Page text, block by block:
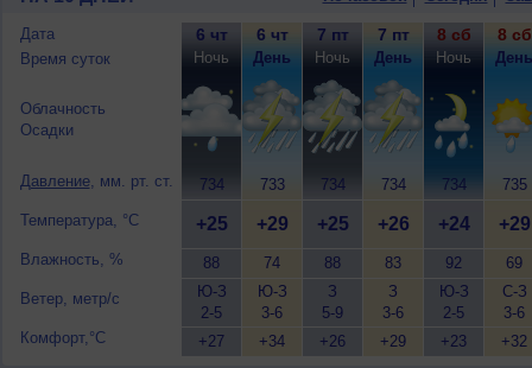
западный, умеренный.
10 августа , ожидается переменная
ветер западный, умеренный.
Дата
Время суток
Облачность
Осадки
Давление, мм. рт. ст.
Температура, °C
Влажность, %
Ветер, метр/с
Комфорт,°C
6 чт
Ночь
734
+25
88
Ю-З
2-5
+27
6 чт
День
733
+29
74
Ю-З
3-6
+34
7 пт
Ночь
734
+25
88
З
5-9
+26
7 пт
День
734
+26
83
З
3-6
+29
8 сб
Ночь
734
+24
92
Ю-З
2-5
+23
8 сб
День
735
+29
69
С-З
3-6
+32